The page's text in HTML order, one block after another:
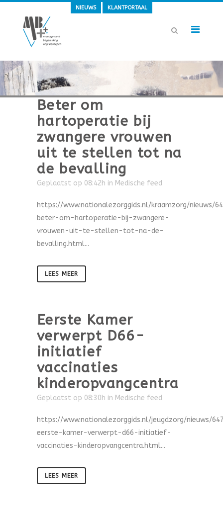
NIEUWS KLANTPORTAAL
Beter om
hartoperatie bij
zwangere vrouwen
uit te stellen tot na
de bevalling
Geplaatst op 08:42h in Medische feed
https://www.nationalezorggids.nl/kraamzorg/nieuws/
beter-om-hartoperatie-bij-zwangere-
vrouwen-uit-te-stellen-tot-na-de-
bevalling.html...
LEES MEER
Eerste Kamer
verwerpt D66-
initiatief
vaccinaties
kinderopvangcentra
Geplaatst op 08:30h in Medische feed
https://www.nationalezorggids.nl/jeugdzorg/nieuws/
eerste-kamer-verwerpt-d66-initiatief-
vaccinaties-kinderopvangcentra.html...
LEES MEER